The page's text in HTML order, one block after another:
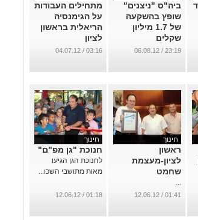
ביה"ס "ניצנים"
שופץ בהשקעה
של 1.7 מיליון
שקלים
...
23:19 / 06.08.12
מתחילים העבודות
על הגימנסיה
הריאלית בראשון
לציון
...
03:16 / 04.07.12
חינוך
ראשון
לציון-מעצמת
שחמט
...
01:41 / 12.06.12
חינוך
חנוכת "גן מפ"ם"
לחנוכת הגן הגיעו
מאות מתושבי השכו...
01:18 / 12.06.12